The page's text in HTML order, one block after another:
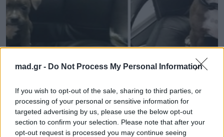
mad.gr - Do Not Process My Personal Information
If you wish to opt-out of the sale, sharing to third parties, or
processing of your personal or sensitive information for
targeted advertising by us, please use the below opt-out
section to confirm your selection. Please note that after your
opt-out request is processed you may continue seeing
Tέλειο! 12 φωτογραφίες «πριν και
μετά» με πρωταγωνιστές…σκυλιά!